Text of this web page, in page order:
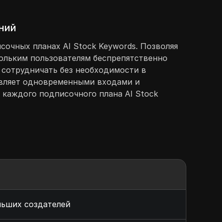
планах AI Stock Keywords. Позволяя
пользователям беспрепятственно
без необходимости в
одновременными входами и
подписочного плана AI Stock
создателей